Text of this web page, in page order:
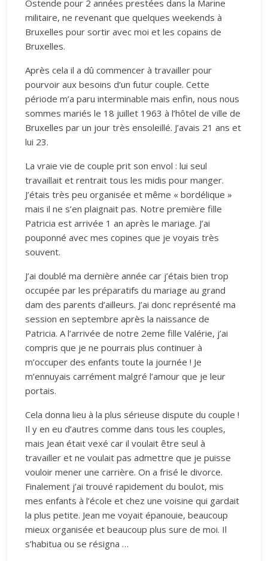
Ostende pour 2 années prestées dans la Marine
militaire, ne revenant que quelques weekends à
Bruxelles pour sortir avec moi et les copains de
Bruxelles.
Après cela il a dû commencer à travailler pour
pourvoir aux besoins d’un futur couple. Cette
période m’a paru interminable mais enfin, nous nous
sommes mariés le 18 juillet 1963 à l’hôtel de ville de
Bruxelles par un jour très ensoleillé. J’avais 21 ans et
lui 23.
La vraie vie de couple prit son envol : lui seul
travaillait et rentrait tous les midis pour manger.
J’étais très peu organisée et même « bordélique »
mais il ne s’en plaignait pas. Notre première fille
Patricia est arrivée 1 an après le mariage. J’ai
pouponné avec mes copines que je voyais très
souvent.
J’ai doublé ma dernière année car j’étais bien trop
occupée par les préparatifs du mariage au grand
dam des parents d’ailleurs. J’ai donc représenté ma
session en septembre après la naissance de
Patricia. A l’arrivée de notre 2eme fille Valérie, j’ai
compris que je ne pourrais plus continuer à
m’occuper des enfants toute la journée ! Je
m’ennuyais carrément malgré l’amour que je leur
portais.
Cela donna lieu à la plus sérieuse dispute du couple !
Il y en eu d’autres comme dans tous les couples,
mais Jean était vexé car il voulait être seul à
travailler et ne voulait pas admettre que je puisse
vouloir mener une carrière. On a frisé le divorce.
Finalement j’ai trouvé rapidement du boulot, mis
mes enfants à l’école et chez une voisine qui gardait
la plus petite. Jean me voyait épanouie, beaucoup
mieux organisée et beaucoup plus sure de moi. Il
s’habitua ou se résigna …